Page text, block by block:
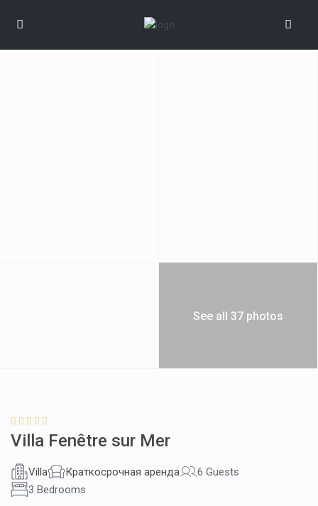
See all 37 photos
Villa Fenêtre sur Mer
Villa Краткосрочная аренда
6 Guests
3 Bedrooms